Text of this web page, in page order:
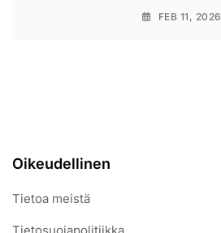
FEB 11, 2026
Oikeudellinen
Tietoa meistä